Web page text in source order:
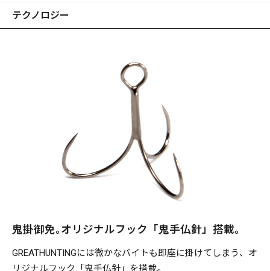
テクノロジー
鬼掛御免｡オリジナルフック「鬼手仏針」搭載。
GREATHUNTINGには微かなバイトも即座に掛けてしまう、オ
リジナルフック「鬼手仏針」を搭載。